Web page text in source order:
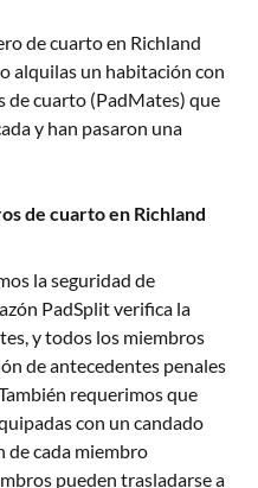
de cuarto en Richland
alquilas un habitación con
de cuarto (PadMates) que
y han pasaron una
de cuarto en Richland
la seguridad de
PadSplit verifica la
y todos los miembros
de antecedentes penales
requerimos que
con un candado
de cada miembro
pueden trasladarse a